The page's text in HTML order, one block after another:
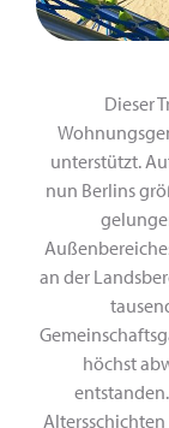
Dieser
unterstützt.
nun Berlins
an der
höchst